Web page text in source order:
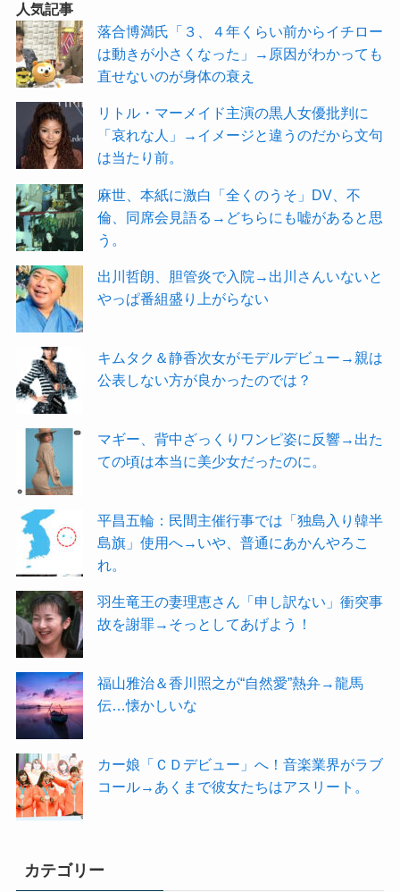
人気記事
落合博満氏「３、４年くらい前からイチロー
は動きが小さくなった」→原因がわかっても
直せないのが身体の衰え
リトル・マーメイド主演の黒人女優批判に
「哀れな人」→イメージと違うのだから文句
は当たり前。
麻世、本紙に激白「全くのうそ」DV、不
倫、同席会見語る→どちらにも嘘があると思
う。
出川哲朗、胆管炎で入院→出川さんいないと
やっぱ番組盛り上がらない
キムタク＆静香次女がモデルデビュー→親は
公表しない方が良かったのでは？
マギー、背中ざっくりワンピ姿に反響→出た
ての頃は本当に美少女だったのに。
平昌五輪：民間主催行事では「独島入り韓半
島旗」使用へ→いや、普通にあかんやろこ
れ。
羽生竜王の妻理恵さん「申し訳ない」衝突事
故を謝罪→そっとしてあげよう！
福山雅治＆香川照之が“自然愛”熱弁→龍馬
伝…懐かしいな
カー娘「ＣＤデビュー」へ！音楽業界がラブ
コール→あくまで彼女たちはアスリート。
カテゴリー